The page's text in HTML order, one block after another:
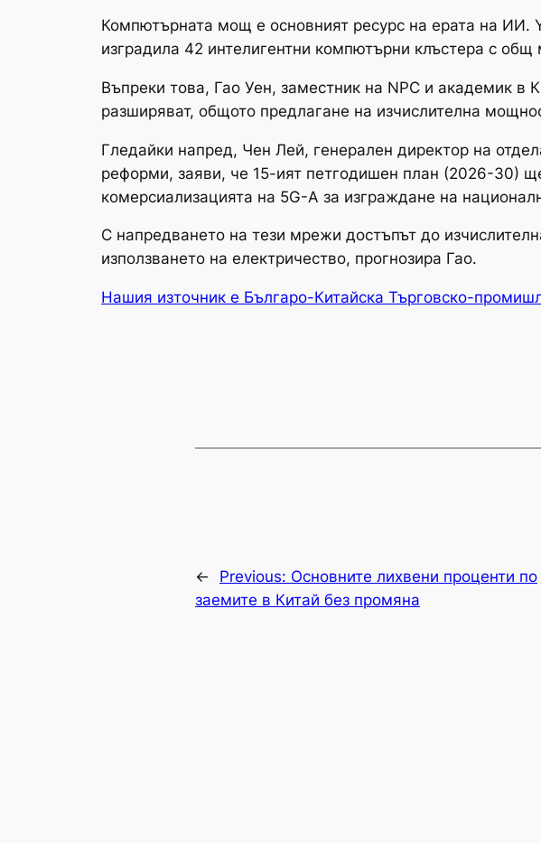
Компютърната мощ е основният ресурс на ерата на ИИ.
изградила 42 интелигентни компютърни клъстера с
Въпреки това, Гао Уен, заместник на NPC и академик в
разширяват, общото предлагане на изчислителна
Гледайки напред, Чен Лей, генерален директор на
реформи, заяви, че 15-ият петгодишен план (2026-30)
комерсиализацията на 5G-A за изграждане на
С напредването на тези мрежи достъпът до
използването на електричество, прогнозира Гао.
Нашия източник е Българо-Китайска Търговско-
← Previous: Основните лихвени проценти по
заемите в Китай без промяна